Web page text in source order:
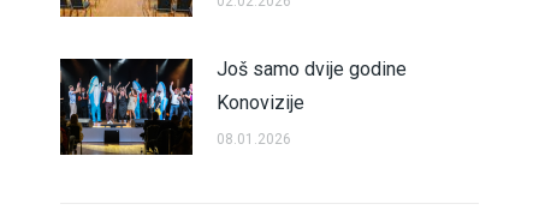
Još samo dvije godine
Konovizije
08.01.2026